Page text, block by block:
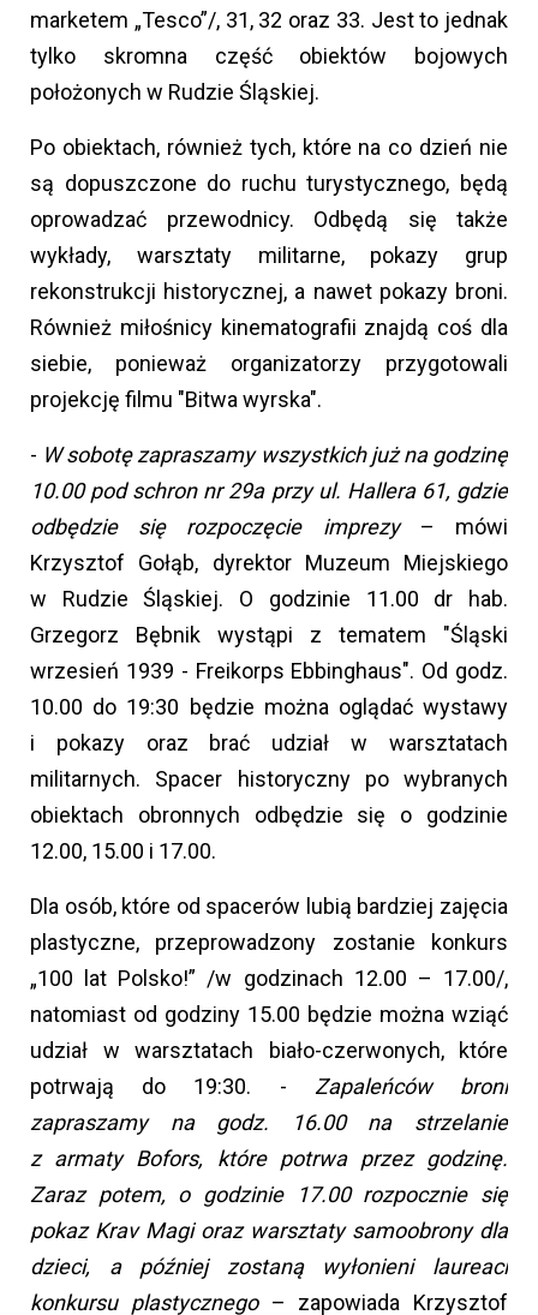
marketem „Tesco”/, 31, 32 oraz 33. Jest to jednak
tylko skromna część obiektów bojowych
położonych w Rudzie Śląskiej.
Po obiektach, również tych, które na co dzień nie
są dopuszczone do ruchu turystycznego, będą
oprowadzać przewodnicy. Odbędą się także
wykłady, warsztaty militarne, pokazy grup
rekonstrukcji historycznej, a nawet pokazy broni.
Również miłośnicy kinematografii znajdą coś dla
siebie, ponieważ organizatorzy przygotowali
projekcję filmu "Bitwa wyrska".
- W sobotę zapraszamy wszystkich już na godzinę
10.00 pod schron nr 29a przy ul. Hallera 61, gdzie
odbędzie się rozpoczęcie imprezy– mówi
Krzysztof Gołąb, dyrektor Muzeum Miejskiego
w Rudzie Śląskiej. O godzinie 11.00 dr hab.
Grzegorz Bębnik wystąpi z tematem "Śląski
wrzesień 1939 - Freikorps Ebbinghaus". Od godz.
10.00 do 19:30 będzie można oglądać wystawy
i pokazy oraz brać udział w warsztatach
militarnych. Spacer historyczny po wybranych
obiektach obronnych odbędzie się o godzinie
12.00, 15.00 i 17.00.
Dla osób, które od spacerów lubią bardziej zajęcia
plastyczne, przeprowadzony zostanie konkurs
„100 lat Polsko!” /w godzinach 12.00 – 17.00/,
natomiast od godziny 15.00 będzie można wziąć
udział w warsztatach biało-czerwonych, które
potrwają do 19:30. - Zapaleńców broni
zapraszamy na godz. 16.00 na strzelanie
z armaty Bofors, które potrwa przez godzinę.
Zaraz potem, o godzinie 17.00 rozpocznie się
pokaz Krav Magi oraz warsztaty samoobrony dla
dzieci, a później zostaną wyłonieni laureaci
konkursu plastycznego– zapowiada Krzysztof